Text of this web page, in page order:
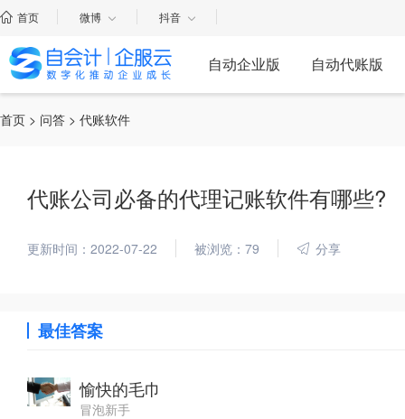
首页 微博 抖音
自动企业版 自动代账版
首页 > 问答 > 代账软件
代账公司必备的代理记账软件有哪些?
更新时间：2022-07-22 被浏览：79 分享
最佳答案
愉快的毛巾
冒泡新手